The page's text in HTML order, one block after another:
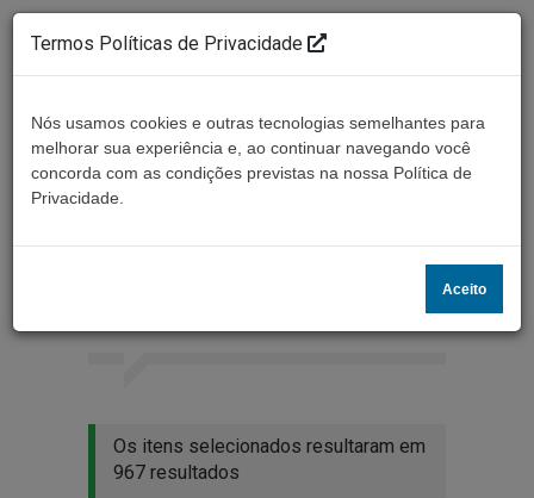
Resultados da busca
Buscar
Os itens selecionados resultaram em
967 resultados
Termos Políticas de Privacidade
Nós usamos cookies e outras tecnologias semelhantes para
melhorar sua experiência e, ao continuar navegando você
concorda com as condições previstas na nossa Política de
Privacidade.
Aceito